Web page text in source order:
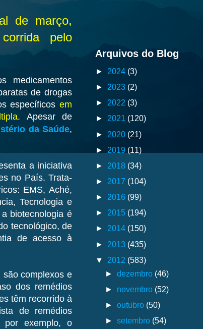
de março,
pelo
medicamentos
de drogas
específicos em
. Apesar de
da Saúde,
a iniciativa
no País. Trata-
EMS, Aché,
Tecnologia e
biotecnologia é
tecnológico, de
de acesso à
são complexos e
dos remédios
têm recorrido à
de remédios
por exemplo, o
Arquivos do Blog
► 2024 (3)
► 2023 (2)
► 2022 (3)
► 2021 (120)
► 2020 (21)
► 2019 (11)
► 2018 (34)
► 2017 (104)
► 2016 (99)
► 2015 (194)
► 2014 (150)
► 2013 (435)
▼ 2012 (583)
►dezembro (46)
► novembro (52)
►outubro (50)
►setembro (54)